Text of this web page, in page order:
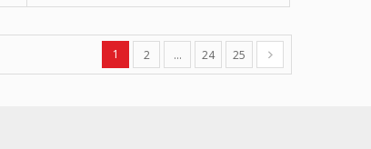
1 2 … 24 25